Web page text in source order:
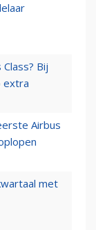
Bij
extra
Airbus
met